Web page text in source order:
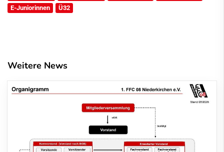
E-Juniorinnen
Ü32
Weitere News